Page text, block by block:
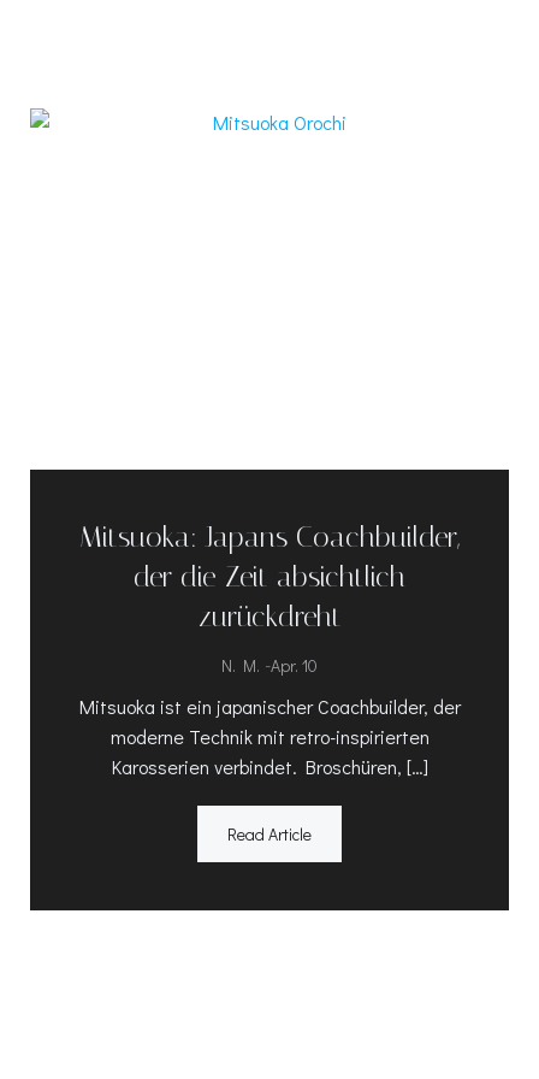
Mitsuoka: Japans Coachbuilder,
der die Zeit absichtlich
zurückdreht
N. M. -Apr. 10
Mitsuoka ist ein japanischer Coachbuilder, der
moderne Technik mit retro-inspirierten
Karosserien verbindet. Broschüren, […]
Read Article